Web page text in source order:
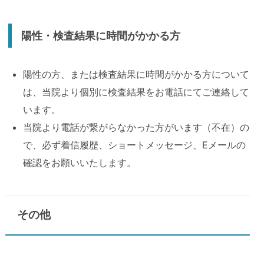
陽性・検査結果に時間がかかる方
陽性の方、または検査結果に時間がかかる方について
は、当院より個別に検査結果をお電話にてご連絡して
います。
当院より電話が繋がらなかった方がいます（不在）の
で、必ず着信履歴、ショートメッセージ、Eメールの
確認をお願いいたします。
その他